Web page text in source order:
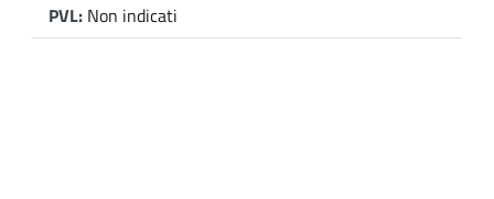
PVL: Non indicati